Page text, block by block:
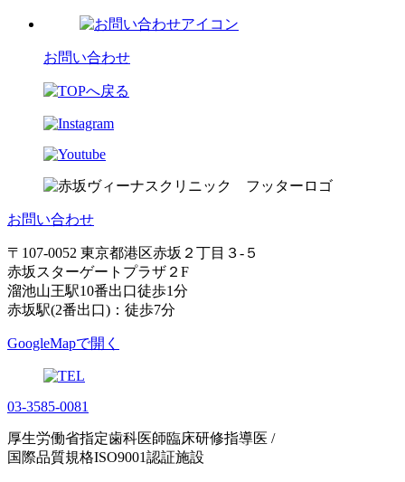
お問い合わせ
お問い合わせ
〒107-0052 東京都港区赤坂２丁目３-５
赤坂スターゲートプラザ２F
溜池山王駅10番出口徒歩1分
赤坂駅(2番出口)：徒歩7分
GoogleMapで開く
03-3585-0081
厚生労働省指定歯科医師臨床研修指導医 /
国際品質規格ISO9001認証施設